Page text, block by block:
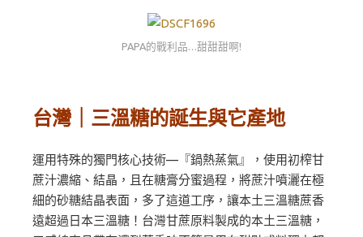
PAPA的戰利品…甜甜甜啊!
台灣｜三溫糖的誕生與它產地
運用特殊的獨門核心技術—『鍋熱蒸氣』，使用初榨甘
蔗汁濃縮、結晶，且在糖膏分蜜過程，將蔗汁噴灑在極
細的砂糖結晶表面，多了這道工序，讓本土三溫糖蔗香
遠超過日本三溫糖！台灣甘蔗原料製成的本土三溫糖，